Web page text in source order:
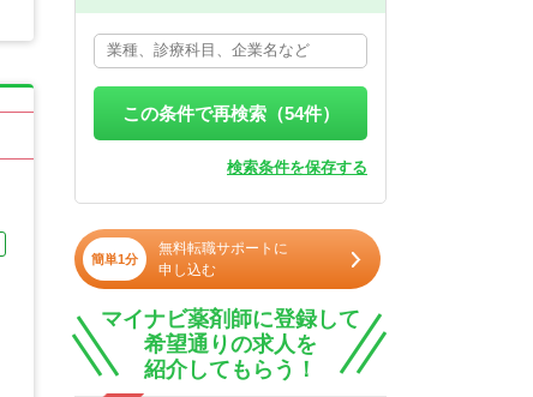
この条件で再検索（54件）
検索条件を保存する
簡単1分
無料転職サポートに
申し込む
マイナビ薬剤師に登録して
希望通りの求人を
紹介してもらう！